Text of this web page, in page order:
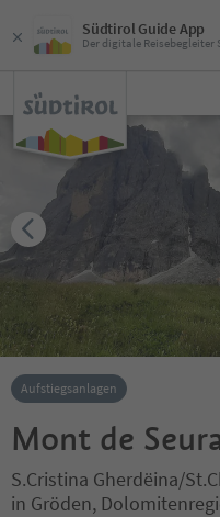
Südtirol Guide App
Der digitale Reisebegleiter
Aufstiegsanlagen
Mont de
S.Cristina Gherdëina/
in Gröden,